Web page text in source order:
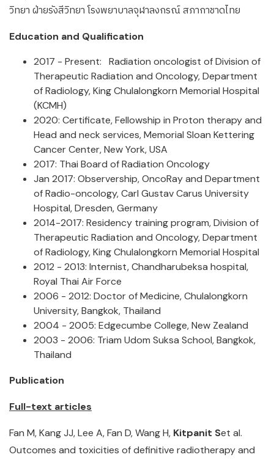
วิทยา ฝ่ายรังสีวิทยา โรงพยาบาลจุฬาลงกรณ์ สภากาชาดไทย
Education and Qualification
2017 - Present: Radiation oncologist of Division of
Therapeutic Radiation and Oncology, Department
of Radiology, King Chulalongkorn Memorial Hospital
(KCMH)
2020: Certificate, Fellowship in Proton therapy and
Head and neck services, Memorial Sloan Kettering
Cancer Center, New York, USA
2017: Thai Board of Radiation Oncology
Jan 2017: Observership, OncoRay and Department
of Radio-oncology, Carl Gustav Carus University
Hospital, Dresden, Germany
2014-2017: Residency training program, Division of
Therapeutic Radiation and Oncology, Department
of Radiology, King Chulalongkorn Memorial Hospital
2012 - 2013: Internist, Chandharubeksa hospital,
Royal Thai Air Force
2006 - 2012: Doctor of Medicine, Chulalongkorn
University, Bangkok, Thailand
2004 - 2005: Edgecumbe College, New Zealand
2003 - 2006: Triam Udom Suksa School, Bangkok,
Thailand
Publication
Full-text articles
Fan M, Kang JJ, Lee A, Fan D, Wang H, Kitpanit Set al.
Outcomes and toxicities of definitive radiotherapy and